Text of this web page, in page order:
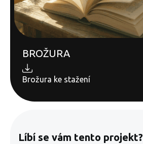
BROŽURA
Brožura ke stažení
Líbí se vám tento projekt?